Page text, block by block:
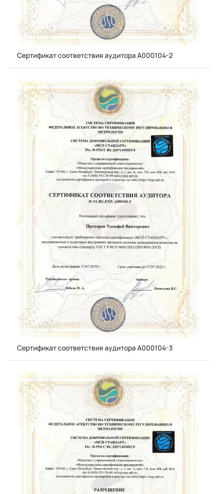
Сертификат соответствия аудитора А000104-2
Сертификат соответствия аудитора А000104-3